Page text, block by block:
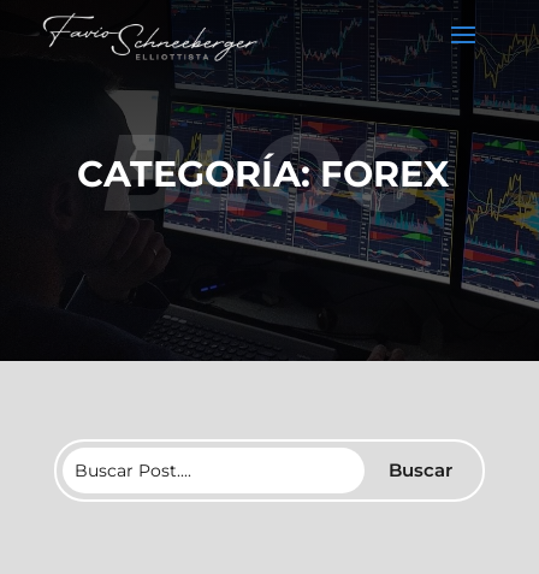
CATEGORÍA: FOREX
BLOG